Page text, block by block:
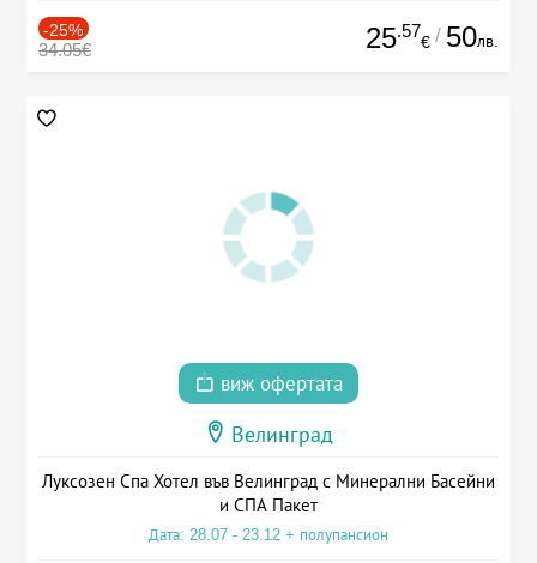
-25%
34.05€ 25.57
€ / 50лв.
виж офертата
Велинград
Луксозен Спа Хотел във Велинград с Минерални Басейни
и СПА Пакет
Дата: 28.07 - 23.12 + полупансион